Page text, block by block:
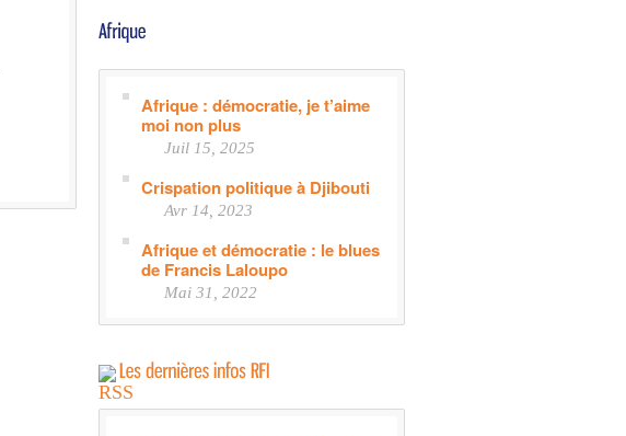
Afrique : démocratie, je t’aime
moi non plus
Juil 15, 2025
Crispation politique à Djibouti
Avr 14, 2023
Afrique et démocratie : le blues
de Francis Laloupo
Mai 31, 2022